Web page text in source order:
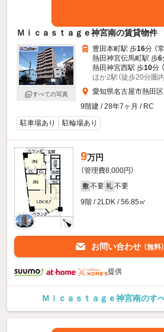
Ｍｉｃａｓｔａｇｅ神宮南の賃貸物件
すべての写真
豊田本町駅 歩16分 （
熱田神宮伝馬町駅 歩6
熱田神宮西駅 歩10分
ほか2駅（徒歩20分圏内
愛知県名古屋市熱田
9階建 / 28年7ヶ月 / RC
駐車場あり
駐輪場あり
9万円
（管理費8,000円）
敷 不要 礼 不要
9階 / 2LDK / 56.85㎡
お問い合わせ （無料）
提供
Ｍｉｃａｓｔａｇｅ神宮南のす